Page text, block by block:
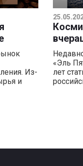
Из-
и
«Эль
лет